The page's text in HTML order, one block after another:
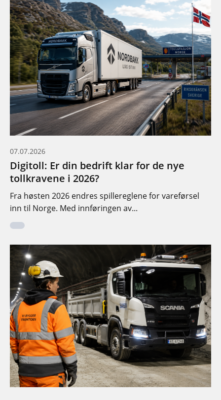
07.07.2026
Digitoll: Er din bedrift klar for de nye
tollkravene i 2026?
Fra høsten 2026 endres spillereglene for vareførsel
inn til Norge. Med innføringen av...